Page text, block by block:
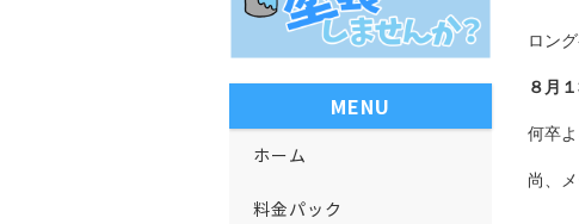
ロン
８月
何卒
尚、
MENU
ホーム
料金パック